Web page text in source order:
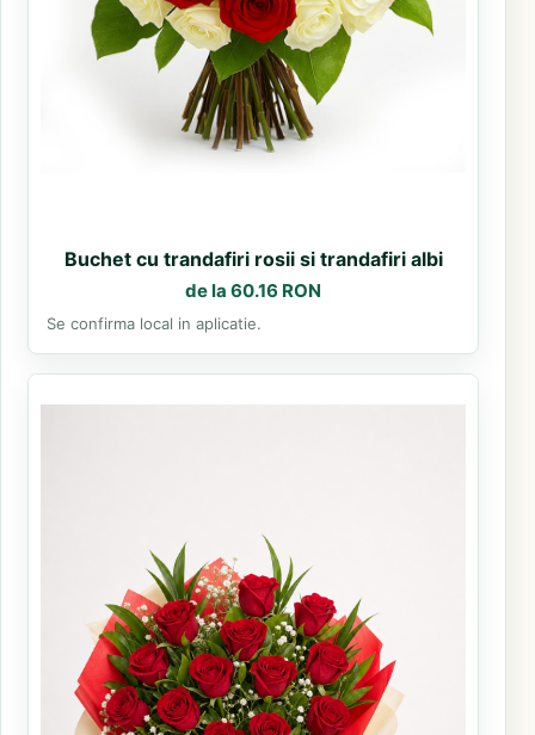
Buchet cu trandafiri rosii si trandafiri albi
de la 60.16 RON
Se confirma local in aplicatie.